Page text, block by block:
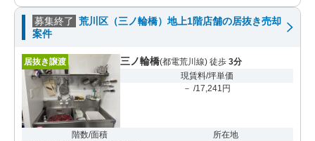
募集終了 荒川区（三ノ輪橋）地上1階店舗の居抜き売却
案件
居抜き譲渡 三ノ輪橋(都電荒川線) 徒歩 3分
現賃料/坪単価
－ /17,241円
階数/面積
所在地